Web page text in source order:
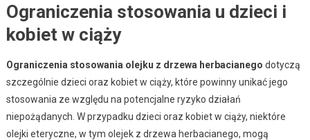
Ograniczenia stosowania u dzieci i
kobiet w ciąży
Ograniczenia stosowania olejku z drzewa herbacianego dotyczą
szczególnie dzieci oraz kobiet w ciąży, które powinny unikać jego
stosowania ze względu na potencjalne ryzyko działań
niepożądanych. W przypadku dzieci oraz kobiet w ciąży, niektóre
olejki eteryczne, w tym olejek z drzewa herbacianego, mogą